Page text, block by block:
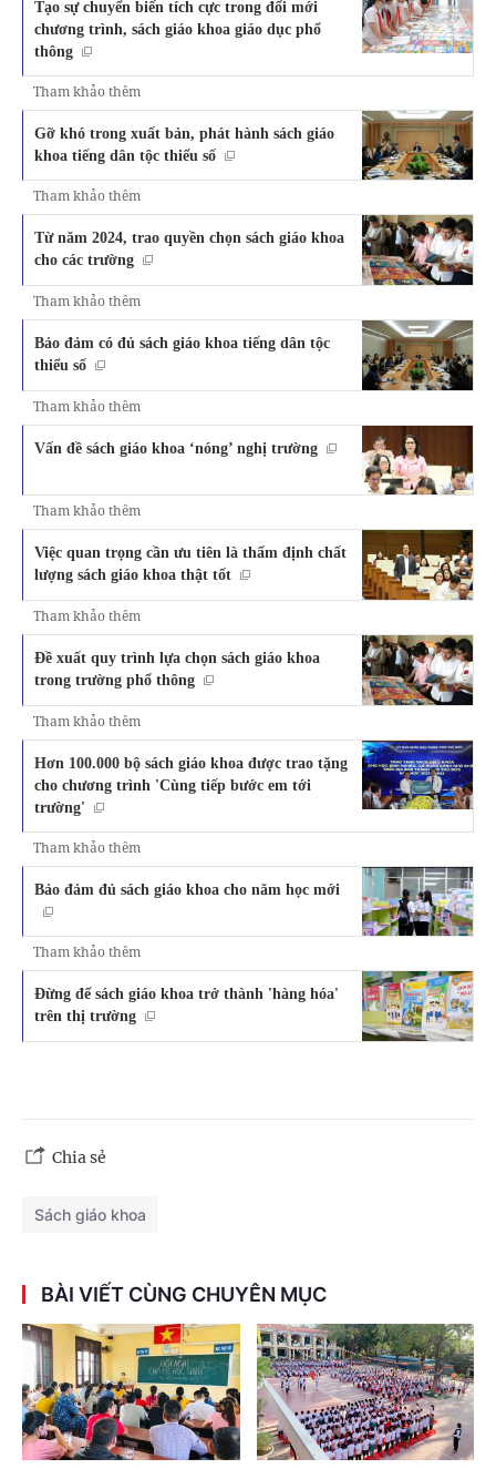
Tạo sự chuyển biến tích cực trong đổi mới
chương trình, sách giáo khoa giáo dục phổ
thông
Tham khảo thêm
Gỡ khó trong xuất bản, phát hành sách giáo
khoa tiếng dân tộc thiểu số
Tham khảo thêm
Từ năm 2024, trao quyền chọn sách giáo khoa
cho các trường
Tham khảo thêm
Bảo đảm có đủ sách giáo khoa tiếng dân tộc
thiểu số
Tham khảo thêm
Vấn đề sách giáo khoa ‘nóng’ nghị trường
Tham khảo thêm
Việc quan trọng cần ưu tiên là thẩm định chất
lượng sách giáo khoa thật tốt
Tham khảo thêm
Đề xuất quy trình lựa chọn sách giáo khoa
trong trường phổ thông
Tham khảo thêm
Hơn 100.000 bộ sách giáo khoa được trao tặng
cho chương trình 'Cùng tiếp bước em tới
trường'
Tham khảo thêm
Bảo đảm đủ sách giáo khoa cho năm học mới
Tham khảo thêm
Đừng để sách giáo khoa trở thành 'hàng hóa'
trên thị trường
Chia sẻ
Sách giáo khoa
BÀI VIẾT CÙNG CHUYÊN MỤC